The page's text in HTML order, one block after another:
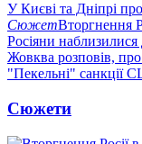
У Києві та Дніпрі
СюжетВторгнення
Росіяни
Жовква розповів,
"Пекельні" санкції
Сюжети